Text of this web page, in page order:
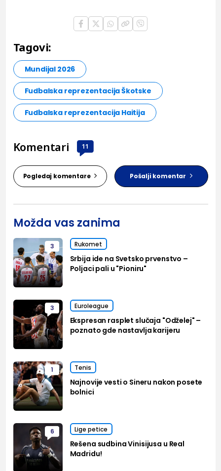
Tagovi:
Mundijal 2026
Fudbalska reprezentacija Škotske
Fudbalska reprezentacija Haitija
Komentari 11
Pogledaj komentare Pošalji komentar
Možda vas zanima
3 Rukomet
Srbija ide na Svetsko prvenstvo –
Poljaci pali u "Pioniru"
3 Euroleague
Ekspresan rasplet slučaja "Odželej" –
poznato gde nastavlja karijeru
1 Tenis
Najnovije vesti o Sineru nakon posete
bolnici
6 Lige petice
Rešena sudbina Vinisijusa u Real
Madridu!